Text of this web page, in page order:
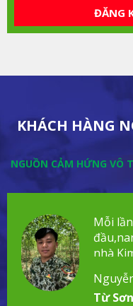
ĐĂNG
KHÁCH HÀNG
NGUỒN CẢM HỨNG VÔ
Mỗi
nhà
Từ